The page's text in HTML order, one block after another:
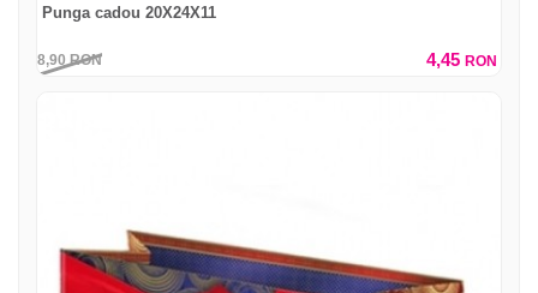
Punga cadou 20X24X11
8,90RON 4,45 RON